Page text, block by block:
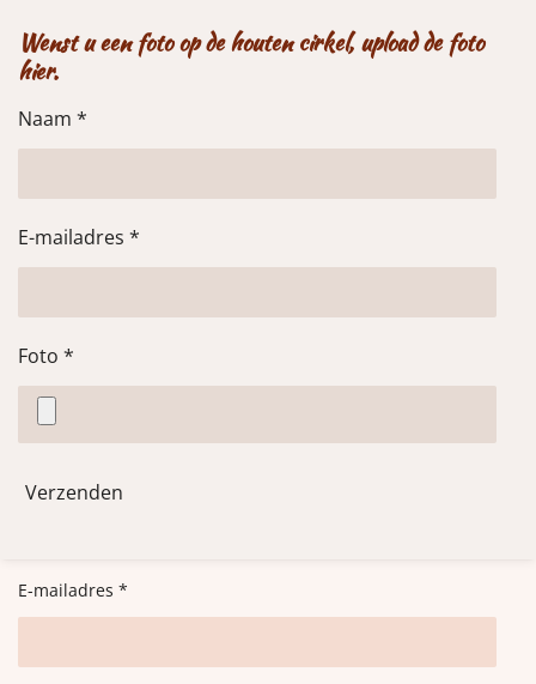
n
e
n
Wenst u een foto op de houten cirkel, upload de foto
hier.
Naam *
E-mailadres *
Foto *
Verzenden
E-mailadres *